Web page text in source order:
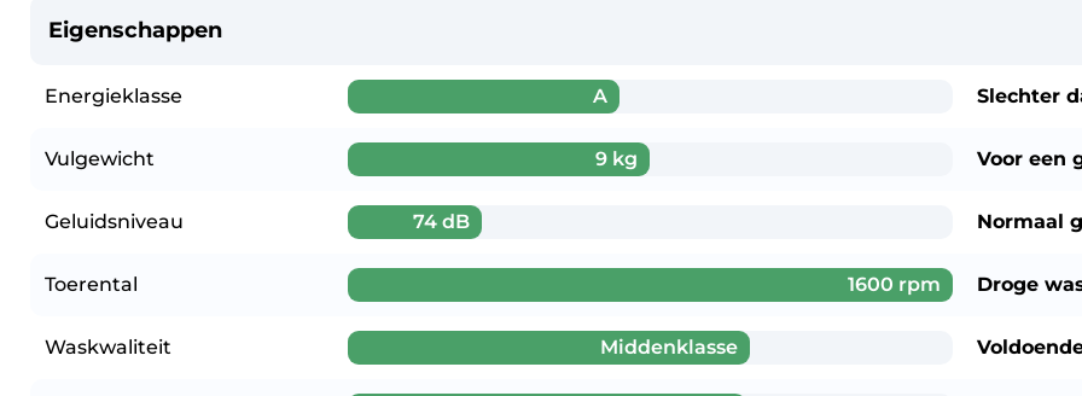
Eigenschappen
Energieklasse A Slechter
Vulgewicht 9 kg Voor een
Geluidsniveau 74 dB Normaal
Toerental 1600 rpm Droge
Waskwaliteit Middenklasse